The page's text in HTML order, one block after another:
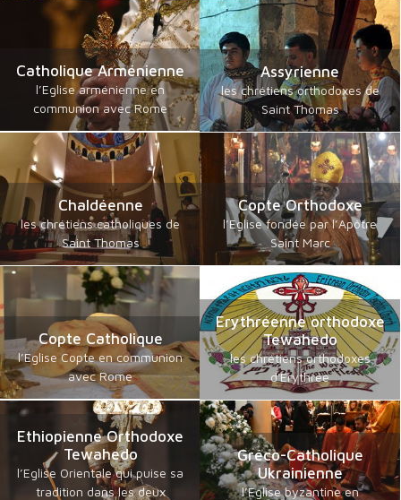
Catholique Arménienne
l’Eglise arménienne en
communion avec Rome
Assyrienne
les chrétiens orthodoxes de
Saint Thomas
Chaldéenne
les chrétiens catholiques de
Saint Thomas
Copte Orthodoxe
l’Eglise fondée par l’Apôtre
Saint Marc
Copte Catholique
l’Eglise Copte en communion
avec Rome
Erythréenne orthodoxe
Tewahedo
les chrétiens orthodoxes
d'Erythrée
Ethiopienne Orthodoxe
Tewahedo
l’Eglise Orientale qui puise sa
tradition dans les deux
Gréco-Catholique
Ukrainienne
l’Eglise byzantine en